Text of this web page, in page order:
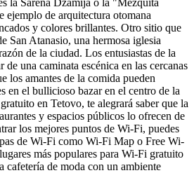
la Šarena Džamija o la "Mezquita
ejemplo de arquitectura otomana
y colores brillantes. Otro sitio que
San Atanasio, una hermosa iglesia
de la ciudad. Los entusiastas de la
de una caminata escénica en las cercanas
los amantes de la comida pueden
en el bullicioso bazar en el centro de la
en Tetovo, te alegrará saber que la
y espacios públicos lo ofrecen de
los mejores puntos de Wi-Fi, puedes
de Wi-Fi como Wi-Fi Map o Free Wi-
más populares para Wi-Fi gratuito
de moda con un ambiente